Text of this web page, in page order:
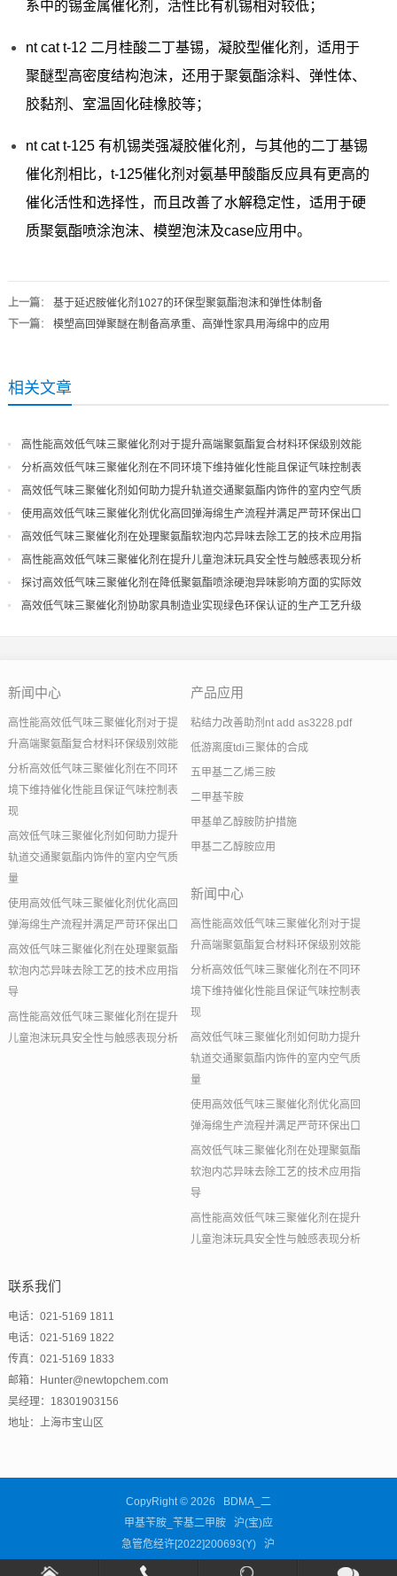
系中的锡金属催化剂，活性比有机锡相对较低；
nt cat t-12 二月桂酸二丁基锡，凝胶型催化剂，适用于
聚醚型高密度结构泡沫，还用于聚氨酯涂料、弹性体、
胶黏剂、室温固化硅橡胶等；
nt cat t-125 有机锡类强凝胶催化剂，与其他的二丁基锡
催化剂相比，t-125催化剂对氨基甲酸酯反应具有更高的
催化活性和选择性，而且改善了水解稳定性，适用于硬
质聚氨酯喷涂泡沫、模塑泡沫及case应用中。
上一篇： 基于延迟胺催化剂1027的环保型聚氨酯泡沫和弹性体制备
下一篇： 模塑高回弹聚醚在制备高承重、高弹性家具用海绵中的应用
相关文章
高性能高效低气味三聚催化剂对于提升高端聚氨酯复合材料环保级别效能
分析高效低气味三聚催化剂在不同环境下维持催化性能且保证气味控制表
现
高效低气味三聚催化剂如何助力提升轨道交通聚氨酯内饰件的室内空气质
量
使用高效低气味三聚催化剂优化高回弹海绵生产流程并满足严苛环保出口
高效低气味三聚催化剂在处理聚氨酯软泡内芯异味去除工艺的技术应用指
导
高性能高效低气味三聚催化剂在提升儿童泡沫玩具安全性与触感表现分析
探讨高效低气味三聚催化剂在降低聚氨酯喷涂硬泡异味影响方面的实际效
果
高效低气味三聚催化剂协助家具制造业实现绿色环保认证的生产工艺升级
新闻中心
高性能高效低气味三聚催化剂对于提
升高端聚氨酯复合材料环保级别效能
分析高效低气味三聚催化剂在不同环
境下维持催化性能且保证气味控制表
现
高效低气味三聚催化剂如何助力提升
轨道交通聚氨酯内饰件的室内空气质
量
使用高效低气味三聚催化剂优化高回
弹海绵生产流程并满足严苛环保出口
高效低气味三聚催化剂在处理聚氨酯
软泡内芯异味去除工艺的技术应用指
导
高性能高效低气味三聚催化剂在提升
儿童泡沫玩具安全性与触感表现分析
产品应用
粘结力改善助剂nt add as3228.pdf
低游离度tdi三聚体的合成
五甲基二乙烯三胺
二甲基苄胺
甲基单乙醇胺防护措施
甲基二乙醇胺应用
新闻中心
高性能高效低气味三聚催化剂对于提
升高端聚氨酯复合材料环保级别效能
分析高效低气味三聚催化剂在不同环
境下维持催化性能且保证气味控制表
现
高效低气味三聚催化剂如何助力提升
轨道交通聚氨酯内饰件的室内空气质
量
使用高效低气味三聚催化剂优化高回
弹海绵生产流程并满足严苛环保出口
高效低气味三聚催化剂在处理聚氨酯
软泡内芯异味去除工艺的技术应用指
导
高性能高效低气味三聚催化剂在提升
儿童泡沫玩具安全性与触感表现分析
联系我们
电话：021-5169 1811
电话：021-5169 1822
传真：021-5169 1833
邮箱：Hunter@newtopchem.com
吴经理：18301903156
地址：上海市宝山区
CopyRight © 2026 BDMA_二
甲基苄胺_苄基二甲胺 沪(宝)应
急管危经许[2022]200693(Y)沪
ICP备11038676号-63